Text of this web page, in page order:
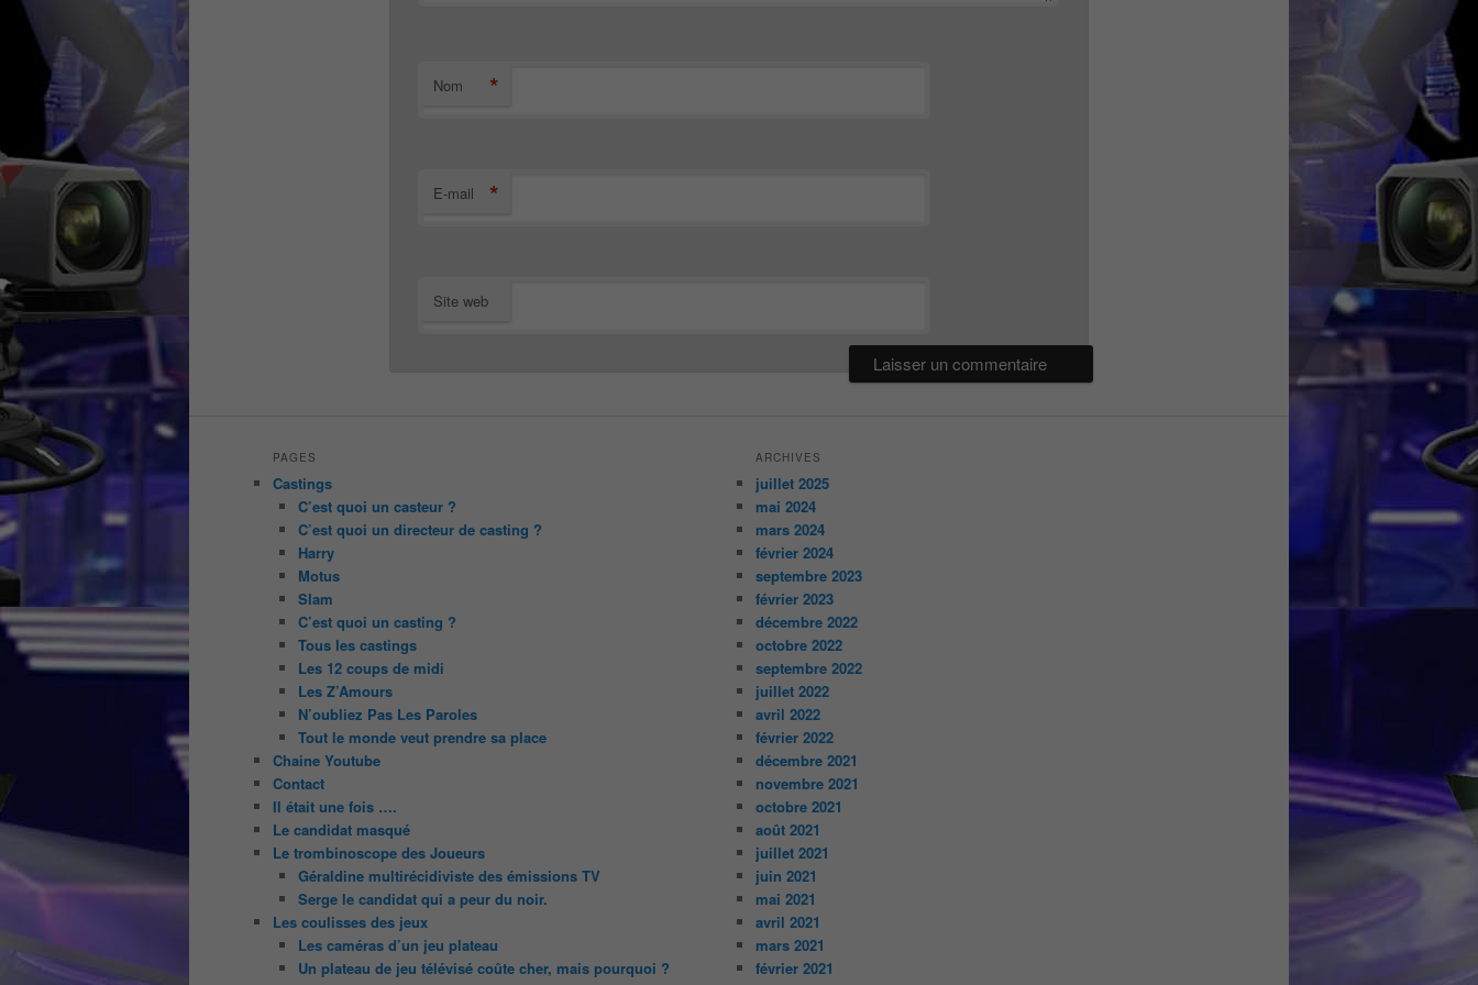
Nom *
E-mail *
Site web
PAGES
Castings
C’est quoi un casteur ?
C’est quoi un directeur de casting ?
Harry
Motus
Slam
C’est quoi un casting ?
Tous les castings
Les 12 coups de midi
Les Z’Amours
N’oubliez Pas Les Paroles
Tout le monde veut prendre sa place
Chaine Youtube
Contact
Il était une fois ….
Le candidat masqué
Le trombinoscope des Joueurs
Géraldine multirécidiviste des émissions TV
Serge le candidat qui a peur du noir.
Les coulisses des jeux
Les caméras d’un jeu plateau
Un plateau de jeu télévisé coûte cher, mais pourquoi ?
ARCHIVES
juillet 2025
mai 2024
mars 2024
février 2024
septembre 2023
février 2023
décembre 2022
octobre 2022
septembre 2022
juillet 2022
avril 2022
février 2022
décembre 2021
novembre 2021
octobre 2021
août 2021
juillet 2021
juin 2021
mai 2021
avril 2021
mars 2021
février 2021